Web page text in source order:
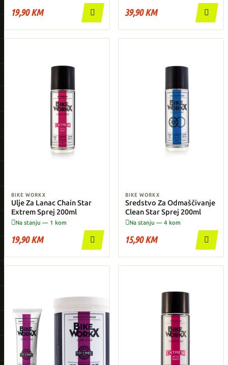
19,90 KM  39,90 KM 
BIKE WORKX
Ulje Za Lanac Chain Star
Extrem Sprej 200ml
Na stanju — 1 kom
19,90 KM 
BIKE WORKX
Sredstvo Za Odmaščivanje
Clean Star Sprej 200ml
Na stanju — 4 kom
15,90 KM 